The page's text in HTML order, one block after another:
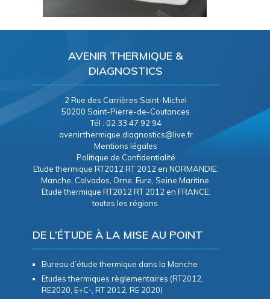
AVENIR THERMIQUE &
DIAGNOSTICS
2 Rue des Carrières Saint-Michel
50200 Saint-Pierre-de-Coutances
Tél : 02 33 47 92 94
avenirthermique.diagnostics@live.fr
Mentions légales
Politique de Confidentialité
Etude thermique RT2012 RT 2012 en NORMANDIE:
Manche, Calvados, Orne, Eure, Seine Maritine.
Etude thermique RT2012 RT 2012 en FRANCE:
toutes les régions.
DE L’ÉTUDE À LA MISE AU POINT
Bureau d’étude thermique dans la Manche
Etudes thermiques règlementaires (RT2012,
RE2020, E+C-, RT 2012, RE 2020)